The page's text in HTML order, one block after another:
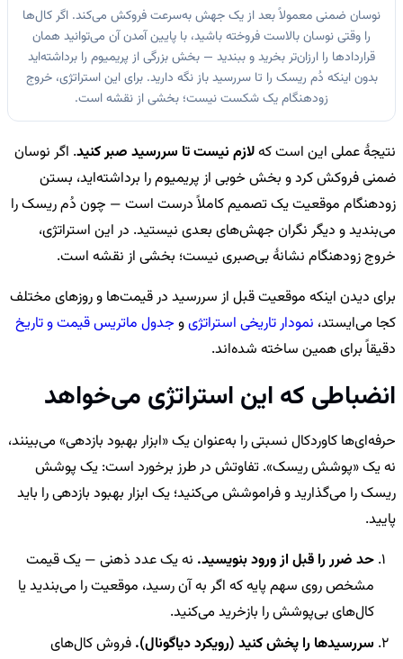
نوسان ضمنی معمولاً بعد از یک جهش به‌سرعت فروکش می‌کند. اگر کال‌ها
را وقتی نوسان بالاست فروخته باشید، با پایین آمدن آن می‌توانید همان
قراردادها را ارزان‌تر بخرید و ببندید — بخش بزرگی از پریمیوم را برداشته‌اید
بدون اینکه دُم ریسک را تا سررسید باز نگه دارید. برای این استراتژی، خروج
زودهنگام یک شکست نیست؛ بخشی از نقشه است.
نتیجهٔ عملی این است کهلازم نیست تا سررسید صبر کنید. اگر نوسان
ضمنی فروکش کرد و بخش خوبی از پریمیوم را برداشته‌اید، بستن
زودهنگام موقعیت یک تصمیم کاملاً درست است — چون دُم ریسک را
می‌بندید و دیگر نگران جهش‌های بعدی نیستید. در این استراتژی،
خروج زودهنگام نشانهٔ بی‌صبری نیست؛ بخشی از نقشه است.
برای دیدن اینکه موقعیت قبل از سررسید در قیمت‌ها و روزهای مختلف
کجا می‌ایستد، نمودار تاریخی استراتژیو جدول ماتریس قیمت و تاریخ
دقیقاً برای همین ساخته شده‌اند.
انضباطی که این استراتژی می‌خواهد
حرفه‌ای‌ها کاوردکال نسبتی را به‌عنوان یک «ابزار بهبود بازدهی» می‌بینند،
نه یک «پوشش ریسک». تفاوتش در طرز برخورد است: یک پوشش
ریسک را می‌گذارید و فراموشش می‌کنید؛ یک ابزار بهبود بازدهی را باید
پایید.
حد ضرر را قبل از ورود بنویسید. نه یک عدد ذهنی — یک قیمت
مشخص روی سهم پایه که اگر به آن رسید، موقعیت را می‌بندید یا
کال‌های بی‌پوشش را بازخرید می‌کنید.
سررسیدها را پخش کنید (رویکرد دیاگونال). فروش کال‌های